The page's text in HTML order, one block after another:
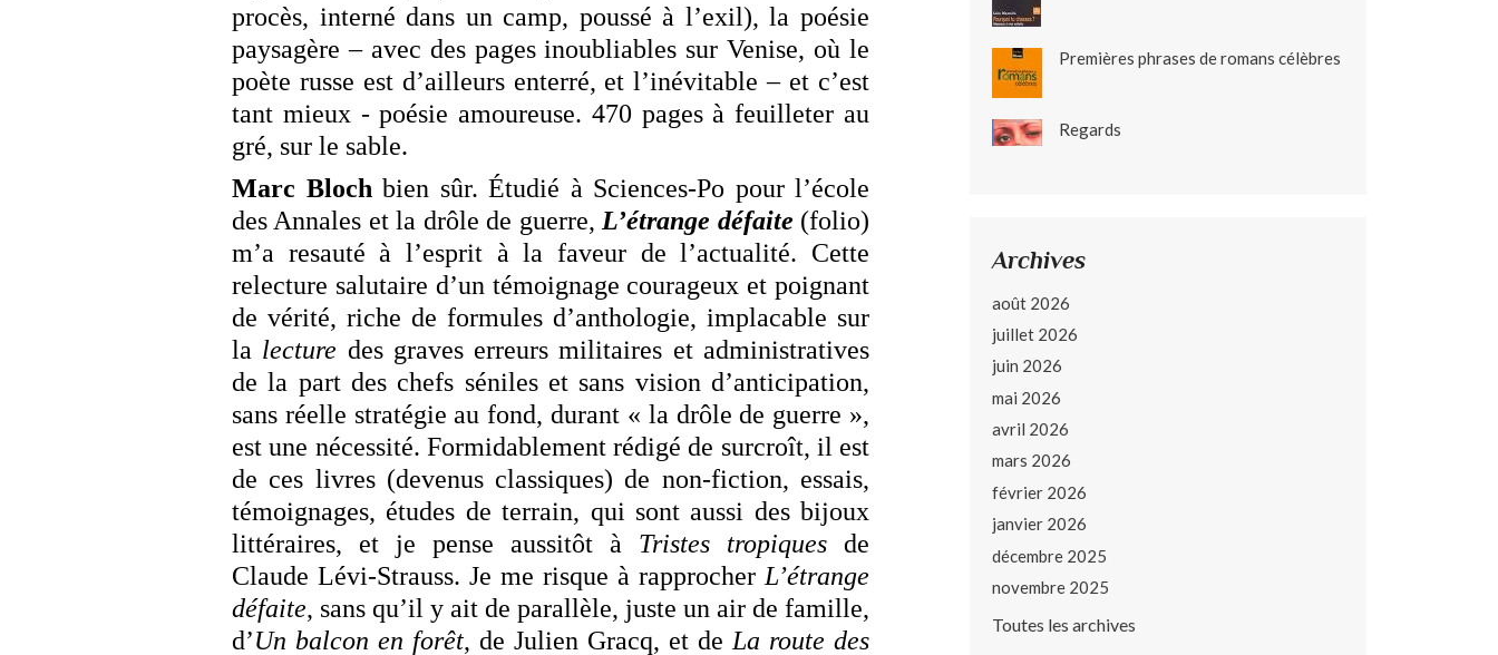
procès, interné dans un camp, poussé à l’exil), la poésie
paysagère – avec des pages inoubliables sur Venise, où le
poète russe est d’ailleurs enterré, et l’inévitable – et c’est
tant mieux - poésie amoureuse. 470 pages à feuilleter au
gré, sur le sable.
Marc Bloch bien sûr. Étudié à Sciences-Po pour l’école
des Annales et la drôle de guerre, L’étrange défaite (folio)
m’a resauté à l’esprit à la faveur de l’actualité. Cette
relecture salutaire d’un témoignage courageux et poignant
de vérité, riche de formules d’anthologie, implacable sur
la lecture des graves erreurs militaires et administratives
de la part des chefs séniles et sans vision d’anticipation,
sans réelle stratégie au fond, durant « la drôle de guerre »,
est une nécessité. Formidablement rédigé de surcroît, il est
de ces livres (devenus classiques) de non-fiction, essais,
témoignages, études de terrain, qui sont aussi des bijoux
littéraires, et je pense aussitôt à Tristes tropiques de
Claude Lévi-Strauss. Je me risque à rapprocher L’étrange
défaite, sans qu’il y ait de parallèle, juste un air de famille,
d’Un balcon en forêt, de Julien Gracq, et de La route des
Premières phrases de romans célèbres
Regards
Archives
août 2026
juillet 2026
juin 2026
mai 2026
avril 2026
mars 2026
février 2026
janvier 2026
décembre 2025
novembre 2025
Toutes les archives